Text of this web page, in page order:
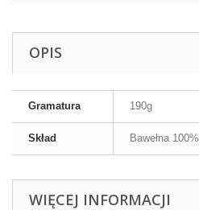
OPIS
Gramatura 190g
Skład Bawełna 100%
WIĘCEJ INFORMACJI